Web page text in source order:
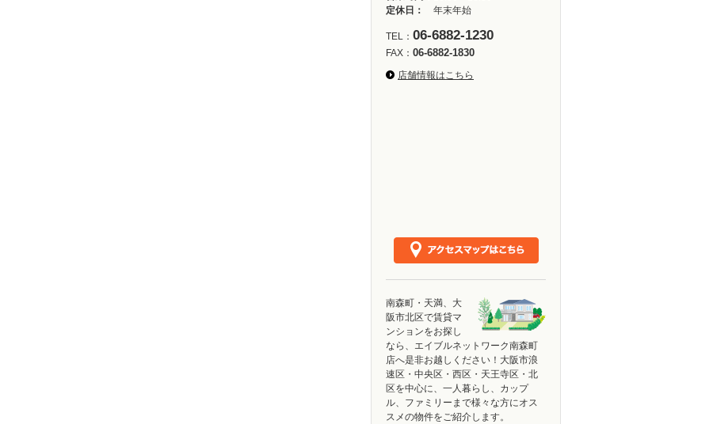
定休日：
年末年始
TEL： 06-6882-1230
FAX： 06-6882-1830
店舗情報はこちら
南森町・天満、大
阪市北区で賃貸マ
ンションをお探し
なら、エイブルネットワーク南森町
店へ是非お越しください！大阪市浪
速区・中央区・西区・天王寺区・北
区を中心に、一人暮らし、カップ
ル、ファミリーまで様々な方にオス
スメの物件をご紹介します。